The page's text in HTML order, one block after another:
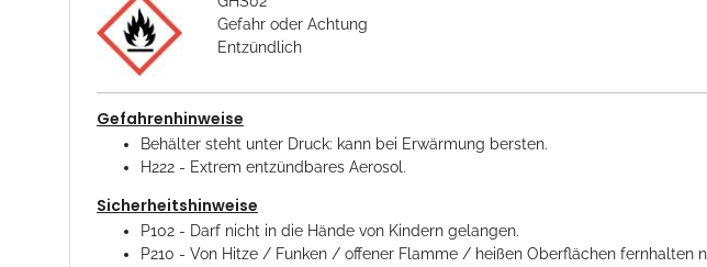
Gefahr oder Achtung
Entzündlich
Gefahrenhinweise
Behälter steht unter Druck: kann bei Erwärmung bersten.
H222 - Extrem entzündbares Aerosol.
Sicherheitshinweise
P102 - Darf nicht in die Hände von Kindern gelangen.
P210 - Von Hitze / Funken / offener Flamme / heißen Oberflächen fernhalten